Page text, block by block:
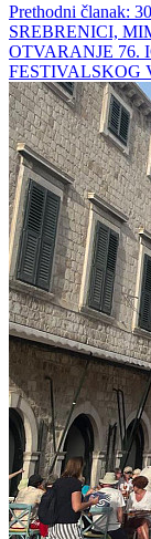
Prethodni članak:
SREBRENICI,
OTVARANJE 76.
FESTIVALSKOG